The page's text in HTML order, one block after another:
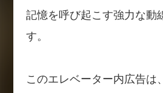
記憶を呼び起こす強力な動
す。
このエレベーター内広告は